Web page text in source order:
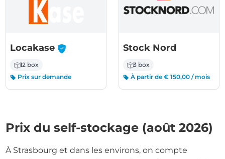
Locakase -
12 box
Prix sur demande
Stock Nord
3 box
À partir de € 150,00 / mois
Prix du self-stockage (août 2026)
À Strasbourg et dans les environs, on compte